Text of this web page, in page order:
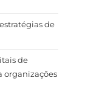
de
de
organizações